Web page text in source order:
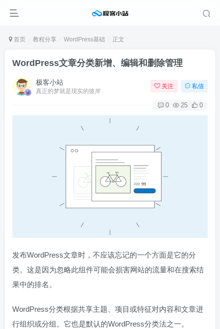
首页 教程分享 WordPress基础 正文
WordPress文章分类新增、编辑和删除管理
极客小站
真正的梦就是现实的彼岸
关注 私信
0 25 0
发布WordPress文章时，不应该忘记的一个方面是它的分
类。这是因为忽略此组件可能会损害网站的流量和在搜索结
果中的排名。
WordPress分类根据共享主题、项目或特征对内容和文章进
行组织或分组。它也是默认的WordPress分类法之一。